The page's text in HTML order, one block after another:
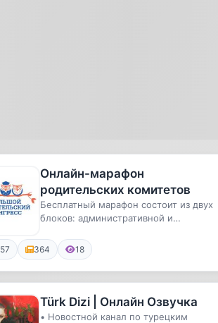
Онлайн-марафон
родительских комитетов
Бесплатный марафон состоит из двух
блоков: административной и
частей,...
364 18
Türk Dizi | Онлайн Озвучка
• Новостной канал по турецким